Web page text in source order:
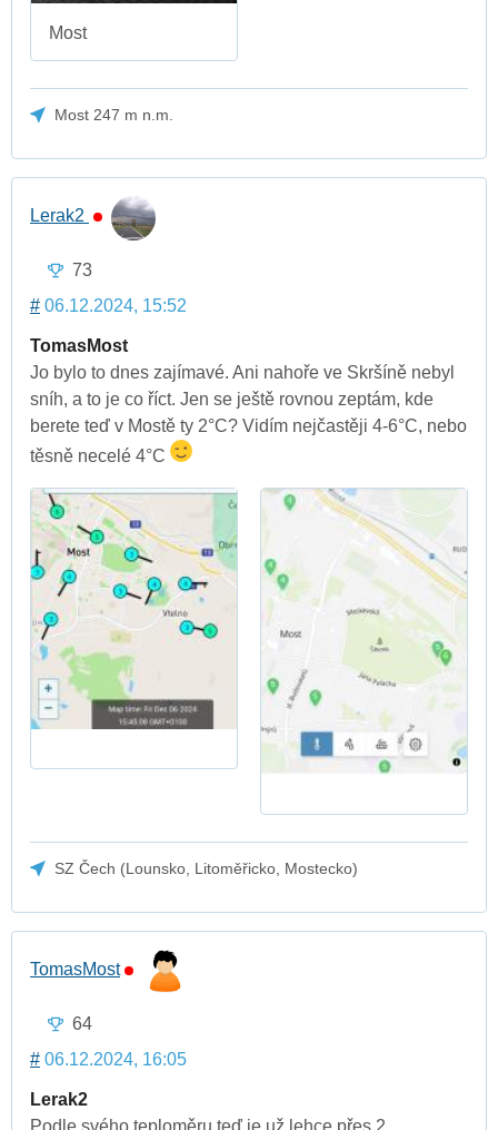
Most
Most 247 m n.m.
Lerak2
73
# 06.12.2024, 15:52
TomasMost
Jo bylo to dnes zajímavé. Ani nahoře ve Skršíně nebyl
sníh, a to je co říct. Jen se ještě rovnou zeptám, kde
berete teď v Mostě ty 2°C? Vidím nejčastěji 4-6°C, nebo
těsně necelé 4°C
SZ Čech (Lounsko, Litoměřicko, Mostecko)
TomasMost
64
# 06.12.2024, 16:05
Lerak2